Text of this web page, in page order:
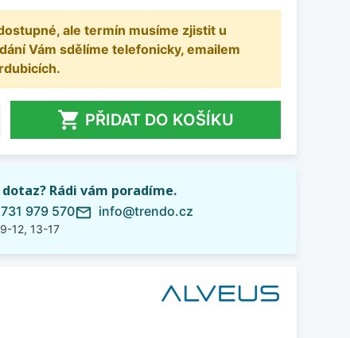
ale termín musíme zjistit u
Vám sdělíme telefonicky, emailem
 PŘIDAT DO KOŠÍKU
Rádi vám poradíme.
979 570
12, 13-17
mail_outline info@trendo.cz